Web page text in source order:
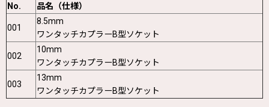
No. 品名（仕様）
001
8.5mm
ワンタッチカプラーB型ソケット
002
10mm
ワンタッチカプラーB型ソケット
003
13mm
ワンタッチカプラーB型ソケット